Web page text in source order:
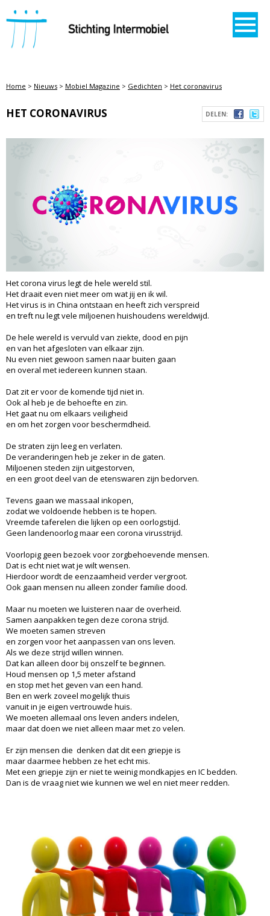
STICHTING INTERMOBIEL
Home > Nieuws > Mobiel Magazine > Gedichten > Het coronavirus
DELEN:
HET CORONAVIRUS
Het corona virus legt de hele wereld stil.
Het draait even niet meer om wat jij en ik wil.
Het virus is in China ontstaan en heeft zich verspreid
en treft nu legt vele miljoenen huishoudens wereldwijd.
De hele wereld is vervuld van ziekte, dood en pijn
en van het afgesloten van elkaar zijn.
Nu even niet gewoon samen naar buiten gaan
en overal met iedereen kunnen staan.
Dat zit er voor de komende tijd niet in.
Ook al heb je de behoefte en zin.
Het gaat nu om elkaars veiligheid
en om het zorgen voor beschermdheid.
De straten zijn leeg en verlaten.
De veranderingen heb je zeker in de gaten.
Miljoenen steden zijn uitgestorven,
en een groot deel van de etenswaren zijn bedorven.
Tevens gaan we massaal inkopen,
zodat we voldoende hebben is te hopen.
Vreemde taferelen die lijken op een oorlogstijd.
Geen landenoorlog maar een corona virusstrijd.
Voorlopig geen bezoek voor zorgbehoevende mensen.
Dat is echt niet wat je wilt wensen.
Hierdoor wordt de eenzaamheid verder vergroot.
Ook gaan mensen nu alleen zonder familie dood.
Maar nu moeten we luisteren naar de overheid.
Samen aanpakken tegen deze corona strijd.
We moeten samen streven
en zorgen voor het aanpassen van ons leven.
Als we deze strijd willen winnen.
Dat kan alleen door bij onszelf te beginnen.
Houd mensen op 1,5 meter afstand
en stop met het geven van een hand.
Ben en werk zoveel mogelijk thuis
vanuit in je eigen vertrouwde huis.
We moeten allemaal ons leven anders indelen,
maar dat doen we niet alleen maar met zo velen.
Er zijn mensen die denken dat dit een griepje is
maar daarmee hebben ze het echt mis.
Met een griepje zijn er niet te weinig mondkapjes en IC bedden.
Dan is de vraag niet wie kunnen we wel en niet meer redden.